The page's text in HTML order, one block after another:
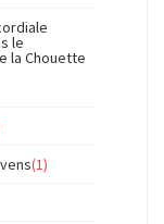
le
la Chouette
(1)